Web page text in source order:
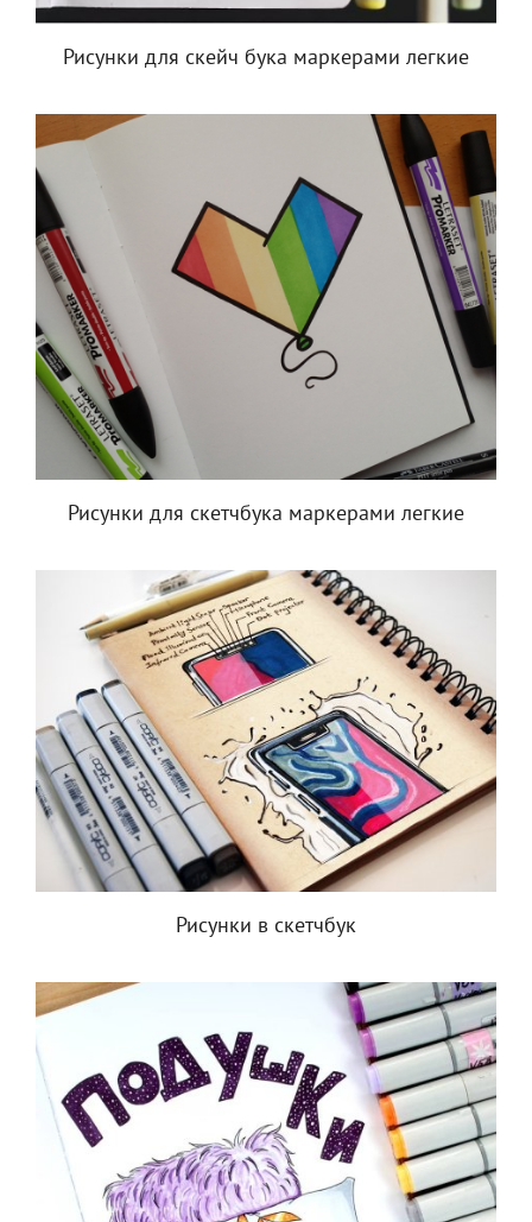
Рисунки для скейч бука маркерами легкие
Рисунки для скетчбука маркерами легкие
Рисунки в скетчбук